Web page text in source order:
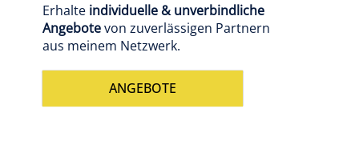
Erhalte individuelle & unverbindliche
Angebotevon zuverlässigen Partnern
aus meinem Netzwerk.
ANGEBOTE